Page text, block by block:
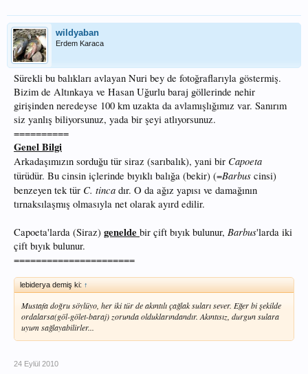
wildyaban
Erdem Karaca
Sürekli bu balıkları avlayan Nuri bey de fotoğraflarıyla göstermiş.
Bizim de Altınkaya ve Hasan Uğurlu baraj göllerinde nehir
girişinden neredeyse 100 km uzakta da avlamışlığımız var. Sanırım
siz yanlış biliyorsunuz, yada bir şeyi atlıyorsunuz.
==========
Genel Bilgi
Arkadaşımızın sorduğu tür siraz (sarıbalık), yani bir Capoeta
türüdür. Bu cinsin içlerinde bıyıklı balığa (bekir) (=Barbus cinsi)
benzeyen tek tür C. tinca dır. O da ağız yapısı ve damağının
tırnaksılaşmış olmasıyla net olarak ayırd edilir.
Capoeta'larda (Siraz) genelde bir çift bıyık bulunur, Barbus'larda iki
çift bıyık bulunur.
======================
lebiderya demiş ki: ↑
Mustafa doğru söylüyo, her iki tür de akıntılı çağlak suları sever. Eğer bi şekilde
ordalarsa(göl-gölet-baraj) zorunda olduklarındandır. Akıntısız, durgun sulara
uyum sağlayabilirler...
24 Eylül 2010